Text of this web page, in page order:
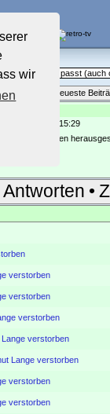
wir
nicht passt (auch
Thema
Neueste
, 24.01.11 15:29
Antworten •
verstorben
verstorben
verstorben
Lange verstorben
Lange verstorben
verstorben
verstorben